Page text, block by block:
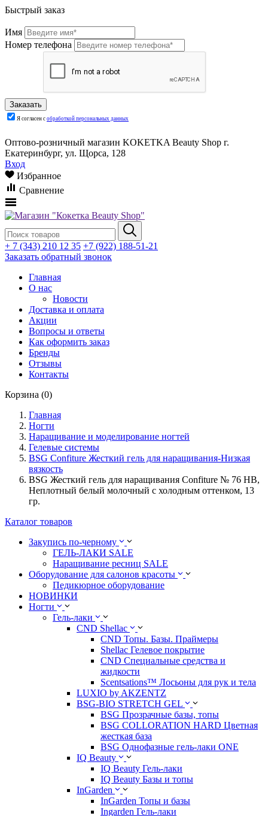
Быстрый заказ
Имя
Номер телефона
Я согласен с обработкой персональных данных
Оптово-розничный магазин KOKETKA Beauty Shop г.
Екатеринбург, ул. Щорса, 128
Вход
Избранное
Сравнение
+ 7 (343) 210 12 35 +7 (922) 188-51-21
Заказать обратный звонок
Главная
О нас
Новости
Доставка и оплата
Акции
Вопросы и ответы
Как оформить заказ
Бренды
Отзывы
Контакты
Корзина (0)
Главная
Ногти
Наращивание и моделирование ногтей
Гелевые системы
BSG Confiture Жесткий гель для наращивания-Низкая
вязкость
BSG Жесткий гель для наращивания Confiture № 76 НВ,
Неплотный белый молочный с холодным оттенком, 13
гр.
Каталог товаров
Закупись по-черному
ГЕЛЬ-ЛАКИ SALE
Наращивание ресниц SALE
Оборудование для салонов красоты
Педикюрное оборудование
НОВИНКИ
Ногти
Гель-лаки
CND Shellac
CND Топы. Базы. Праймеры
Shellac Гелевое покрытие
CND Специальные средства и
жидкости
Scentsations™ Лосьоны для рук и тела
LUXIO by AKZENTZ
BSG-BIO STRETCH GEL
BSG Прозрачные базы, топы
BSG COLLORATION HARD Цветная
жесткая база
BSG Однофазные гель-лаки ONE
IQ Beauty
IQ Beauty Гель-лаки
IQ Beauty Базы и топы
InGarden
InGarden Топы и базы
Ingarden Гель-лаки